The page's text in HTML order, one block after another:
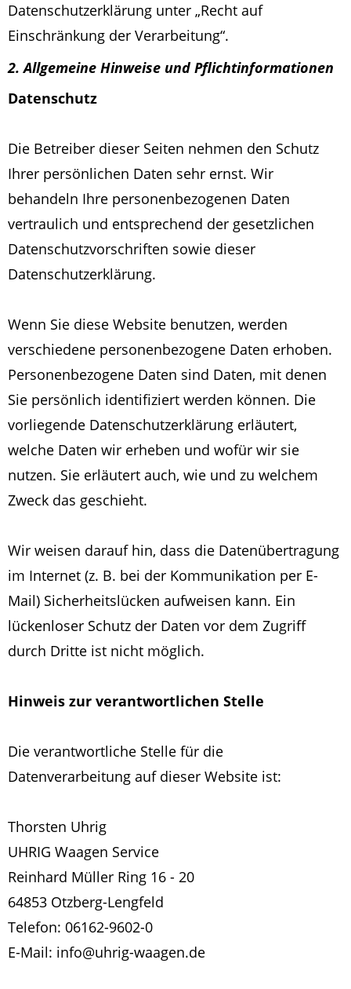
Datenschutzerklärung unter „Recht auf
Einschränkung der Verarbeitung“.
2. Allgemeine Hinweise und Pflichtinformationen
Datenschutz
Die Betreiber dieser Seiten nehmen den Schutz
Ihrer persönlichen Daten sehr ernst. Wir
behandeln Ihre personenbezogenen Daten
vertraulich und entsprechend der gesetzlichen
Datenschutzvorschriften sowie dieser
Datenschutzerklärung.
Wenn Sie diese Website benutzen, werden
verschiedene personenbezogene Daten erhoben.
Personenbezogene Daten sind Daten, mit denen
Sie persönlich identifiziert werden können. Die
vorliegende Datenschutzerklärung erläutert,
welche Daten wir erheben und wofür wir sie
nutzen. Sie erläutert auch, wie und zu welchem
Zweck das geschieht.
Wir weisen darauf hin, dass die Datenübertragung
im Internet (z. B. bei der Kommunikation per E-
Mail) Sicherheitslücken aufweisen kann. Ein
lückenloser Schutz der Daten vor dem Zugriff
durch Dritte ist nicht möglich.
Hinweis zur verantwortlichen Stelle
Die verantwortliche Stelle für die
Datenverarbeitung auf dieser Website ist:
Thorsten Uhrig
UHRIG Waagen Service
Reinhard Müller Ring 16 - 20
64853 Otzberg-Lengfeld
Telefon: 06162-9602-0
E-Mail: info@uhrig-waagen.de